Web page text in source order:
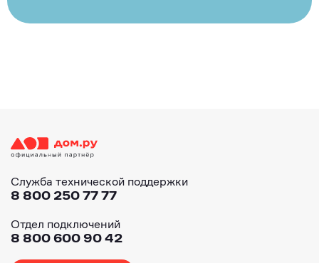
Служба технической поддержки
8 800 250 77 77
Отдел подключений
8 800 600 90 42